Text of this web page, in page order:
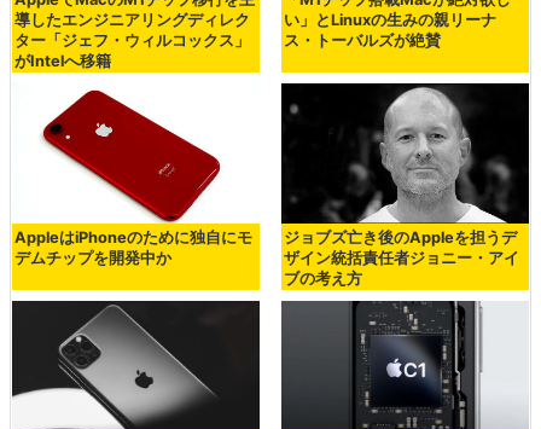
導したエンジニアリングディレク
ター「ジェフ・ウィルコックス」
がIntelへ移籍
い」とLinuxの生みの親リーナ
ス・トーバルズが絶賛
AppleはiPhoneのために独自にモ
デムチップを開発中か
ジョブズ亡き後のAppleを担うデ
ザイン統括責任者ジョニー・アイ
ブの考え方